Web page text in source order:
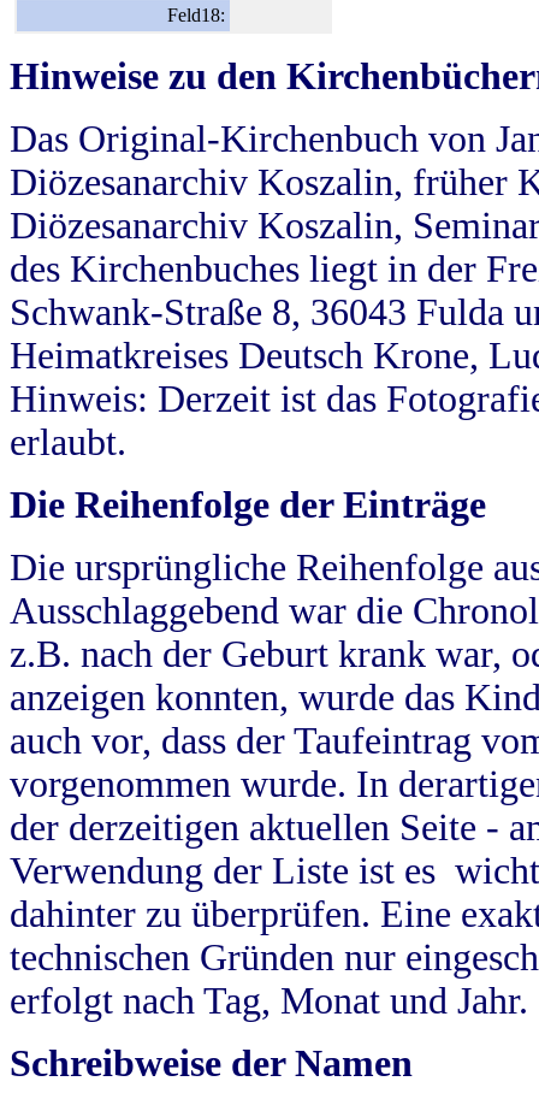
Feld18:
Hinweise zu den
Das Original-Kirchenbuch von
Diözesanarchiv Koszalin, früher
Diözesanarchiv Koszalin,
des Kirchenbuches liegt in der
Schwank-Straße 8, 36043 Fulda
Heimatkreises Deutsch Krone,
Hinweis: Derzeit ist das
erlaubt.
Die Reihenfolge der Einträge
Die ursprüngliche Reihenfolge
Ausschlaggebend war die
z.B. nach der Geburt krank war,
anzeigen konnten, wurde das
auch vor, dass der Taufeintrag
vorgenommen wurde. In
der derzeitigen aktuellen Seite -
Verwendung der Liste ist es
dahinter zu überprüfen. Eine
technischen Gründen nur
erfolgt nach Tag, Monat und Jahr.
Schreibweise der Namen